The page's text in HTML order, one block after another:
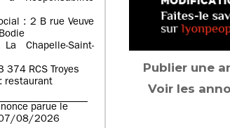
: 2 B rue Veuve
Chapelle-Saint-
374 RCS Troyes
restaurant
parue le
08/2026
Publier une
Voir les